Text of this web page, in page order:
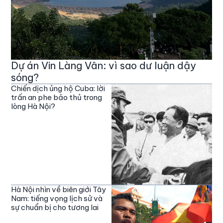
Dự án Vin Làng Vân: vì sao dư luận dậy
sóng?
Chiến dịch ủng hộ Cuba: lời
trấn an phe bảo thủ trong
lòng Hà Nội?
Hà Nội nhìn về biên giới Tây
Nam: tiếng vọng lịch sử và
sự chuẩn bị cho tương lai